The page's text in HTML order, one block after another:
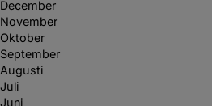
December
November
Oktober
September
Augusti
Juli
Juni